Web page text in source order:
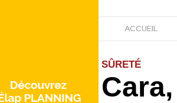
ACCUEIL
SÛRETÉ